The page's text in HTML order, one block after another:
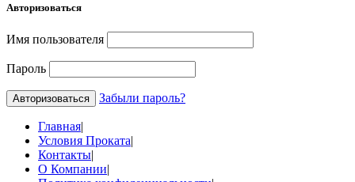
Авторизоваться
Имя пользователя
Пароль
Забыли пароль?
Главная|
Условия Проката|
Контакты|
О Компании|